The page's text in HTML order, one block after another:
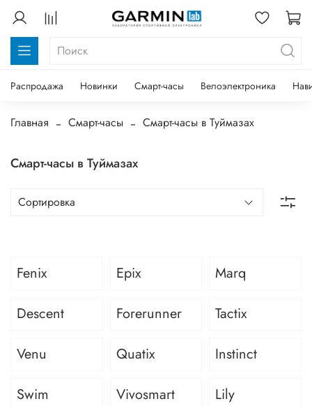
Распродажа Новинки Смарт-часы Велоэлектроника
Главная Смарт-часы Смарт-часы в Туймазах
Смарт-часы в Туймазах
Fenix Epix
Marq
Descent
Forerunner
Tactix
Venu
Quatix
Instinct
Swim
Vivosmart
Lily